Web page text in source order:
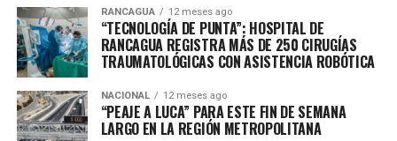
RANCAGUA 12 meses ago
“TECNOLOGÍA DE PUNTA”: HOSPITAL DE
RANCAGUA REGISTRA MÁS DE 250 CIRUGÍAS
TRAUMATOLÓGICAS CON ASISTENCIA ROBÓTICA
NACIONAL 12 meses ago
“PEAJE A LUCA” PARA ESTE FIN DE SEMANA
LARGO EN LA REGIÓN METROPOLITANA